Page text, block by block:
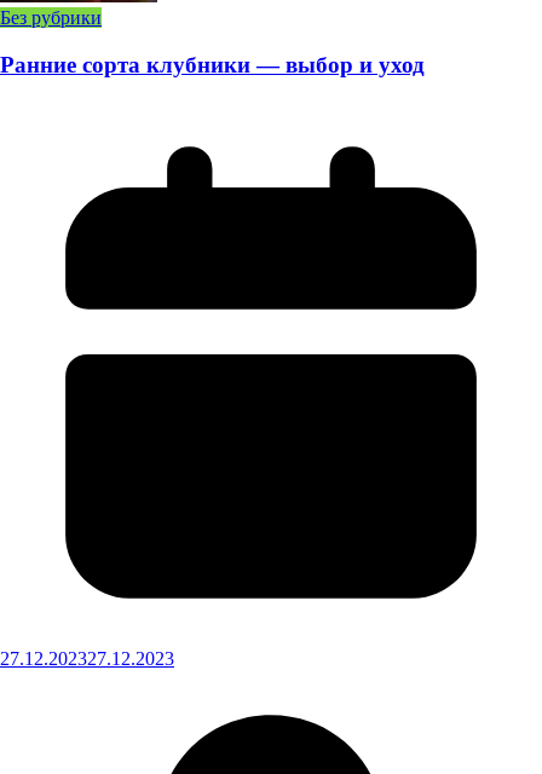
Без рубрики
Ранние сорта клубники — выбор и уход
27.12.202327.12.2023